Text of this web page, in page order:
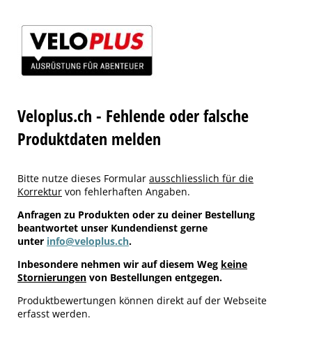
Veloplus.ch - Fehlende oder falsche
Produktdaten melden
Bitte nutze dieses Formular ausschliesslich für die
Korrektur von fehlerhaften Angaben.
Anfragen zu Produkten oder zu deiner Bestellung
beantwortet unser Kundendienst gerne
unter info@veloplus.ch.
Inbesondere nehmen wir auf diesem Weg keine
Stornierungen von Bestellungen entgegen.
Produktbewertungen können direkt auf der Webseite
erfasst werden.